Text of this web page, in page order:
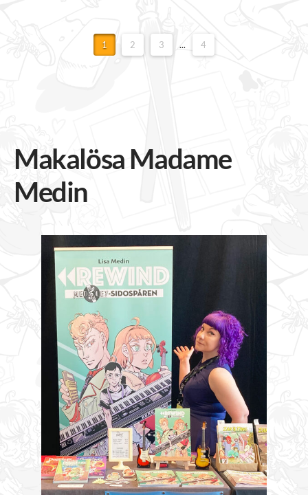
1 2 3 ... 4
Makalösa Madame
Medin